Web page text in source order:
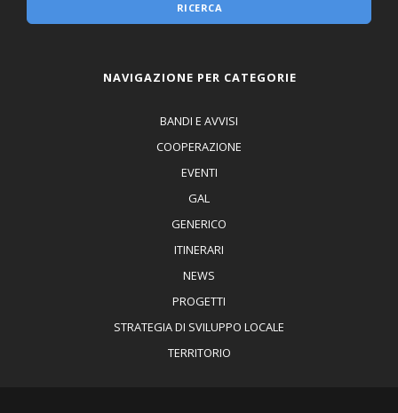
RICERCA
NAVIGAZIONE PER CATEGORIE
BANDI E AVVISI
COOPERAZIONE
EVENTI
GAL
GENERICO
ITINERARI
NEWS
PROGETTI
STRATEGIA DI SVILUPPO LOCALE
TERRITORIO